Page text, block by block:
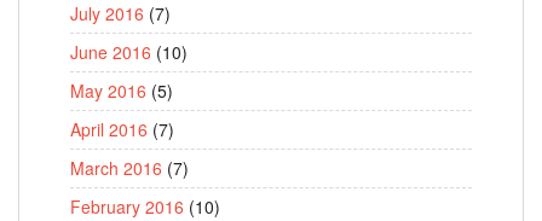
July 2016 (7)
June 2016 (10)
May 2016 (5)
April 2016 (7)
March 2016 (7)
February 2016 (10)